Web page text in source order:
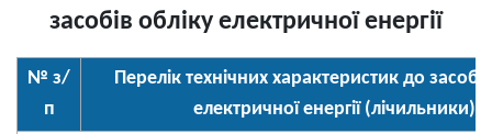
засобів обліку електричної енергії
№ з/
п
Перелік технічних характеристик до
електричної енергії (лічильники)